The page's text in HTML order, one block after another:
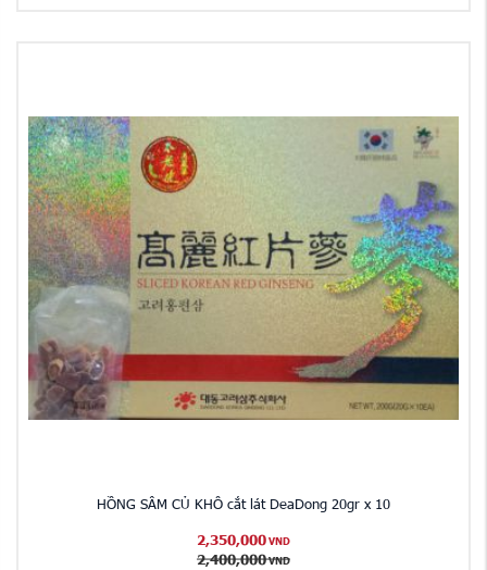
HỒNG SÂM CỦ KHÔ cắt lát DeaDong 20gr x 10
2,350,000 VND
2,400,000 VND